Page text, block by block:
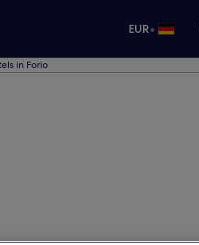
EUR•
in Forio